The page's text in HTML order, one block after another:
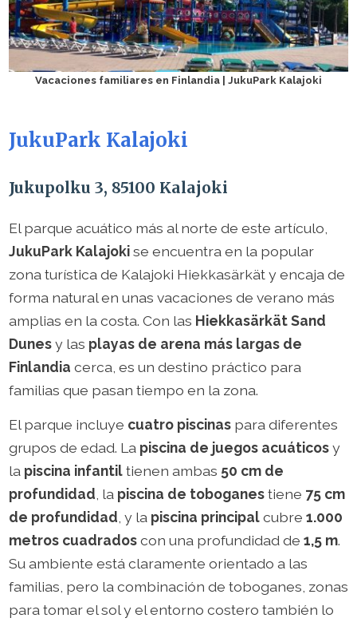
Vacaciones familiares en Finlandia | JukuPark Kalajoki
JukuPark Kalajoki
Jukupolku 3, 85100 Kalajoki
El parque acuático más al norte de este artículo,
JukuPark Kalajokise encuentra en la popular
zona turística de Kalajoki Hiekkasärkät y encaja de
forma natural en unas vacaciones de verano más
amplias en la costa. Con las Hiekkasärkät Sand
Dunesy las playas de arena más largas de
Finlandia cerca, es un destino práctico para
familias que pasan tiempo en la zona.
El parque incluye cuatro piscinas para diferentes
grupos de edad. La piscina de juegos acuáticosy
la piscina infantiltienen ambas 50 cm de
profundidad, la piscina de toboganestiene 75 cm
de profundidad, y la piscina principalcubre 1.000
metros cuadradoscon una profundidad de 1,5 m.
Su ambiente está claramente orientado a las
familias, pero la combinación de toboganes, zonas
para tomar el sol y el entorno costero también lo